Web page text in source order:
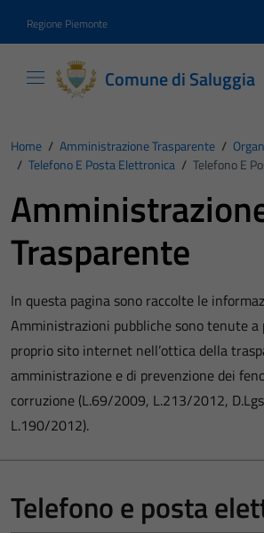
Regione Piemonte
Comune di Saluggia
Home / Amministrazione Trasparente /
/ Telefono E Posta Elettronica / Telefono E
Trasparente
In questa pagina sono raccolte le
Amministrazioni pubbliche sono tenute a
proprio sito internet nell’ottica della
amministrazione e di prevenzione dei
corruzione (L.69/2009, L.213/2012,
L.190/2012).
Telefono e posta